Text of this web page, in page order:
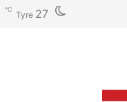
Tyre 27
℃